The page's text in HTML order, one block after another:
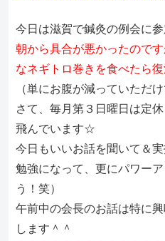
今日は滋賀で鍼灸の例会に
朝から具合が悪かったので
なネギトロ巻きを食べたら復
（単にお腹が減っていただけ
さて、毎月第３日曜日は定
飛んでいます☆
今日もいいお話を聞いて＆
勉強になって、更にパワー
う！笑）
午前中の会長のお話は特に
します＾＾